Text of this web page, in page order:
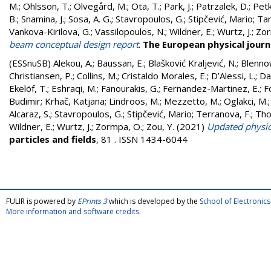
M.; Ohlsson, T.; Olvegård, M.; Ota, T.; Park, J.; Patrzalek, D.;
B.; Snamina, J.; Sosa, A. G.; Stavropoulos, G.; Stipčević, Mario;
Vankova-Kirilova, G.; Vassilopoulos, N.; Wildner, E.; Wurtz, J.;
beam conceptual design report. The European physical
(ESSnuSB) Alekou, A.; Baussan, E.; Blašković Kraljević, N.;
Christiansen, P.; Collins, M.; Cristaldo Morales, E.; D’Alessi, L.;
Ekelöf, T.; Eshraqi, M.; Fanourakis, G.; Fernandez-Martinez, E.;
Budimir; Krhač, Katjana; Lindroos, M.; Mezzetto, M.; Oglakci, M.
Alcaraz, S.; Stavropoulos, G.; Stipčević, Mario; Terranova, F.;
Wildner, E.; Wurtz, J.; Zormpa, O.; Zou, Y. (2021) Updated
particles and fields, 81 . ISSN 1434-6044
FULIR is powered by EPrints 3which is developed by the School of
More information and software credits.